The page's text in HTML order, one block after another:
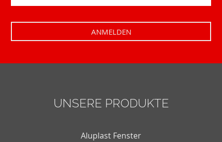
UNSERE PRODUKTE
Aluplast Fenster